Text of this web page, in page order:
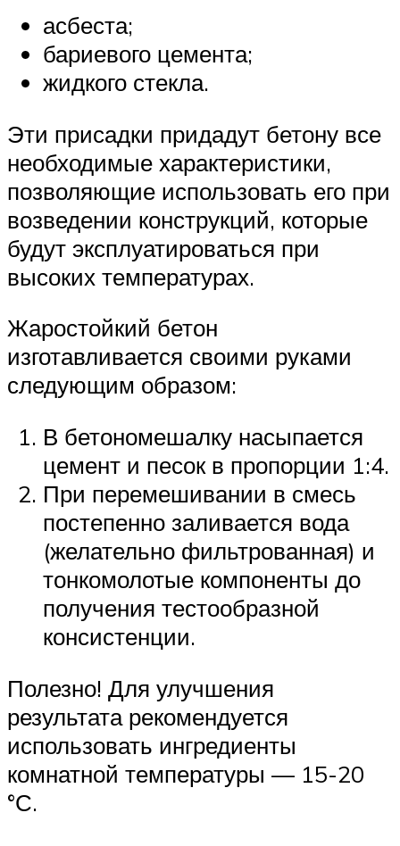
асбеста;
бариевого цемента;
жидкого стекла.
Эти присадки придадут бетону все
необходимые характеристики,
позволяющие использовать его при
возведении конструкций, которые
будут эксплуатироваться при
высоких температурах.
Жаростойкий бетон
изготавливается своими руками
следующим образом:
В бетономешалку насыпается
цемент и песок в пропорции 1:4.
При перемешивании в смесь
постепенно заливается вода
(желательно фильтрованная) и
тонкомолотые компоненты до
получения тестообразной
консистенции.
Полезно! Для улучшения
результата рекомендуется
использовать ингредиенты
комнатной температуры — 15-20
°С.